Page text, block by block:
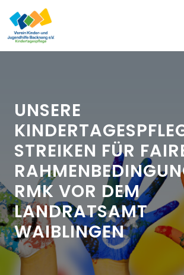
UNSERE
STREIKEN FÜR
RMK VOR DEM
LANDRATSAMT
WAIBLINGEN